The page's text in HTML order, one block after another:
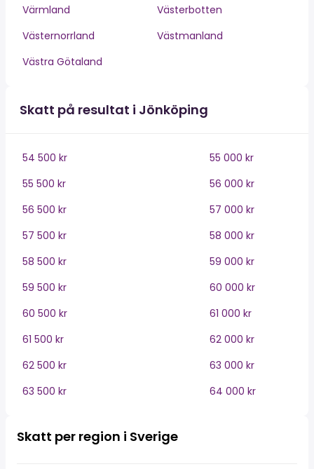
Värmland
Västerbotten
Västernorrland
Västmanland
Västra Götaland
Skatt på resultat i Jönköping
54 500 kr
55 000 kr
55 500 kr
56 000 kr
56 500 kr
57 000 kr
57 500 kr
58 000 kr
58 500 kr
59 000 kr
59 500 kr
60 000 kr
60 500 kr
61 000 kr
61 500 kr
62 000 kr
62 500 kr
63 000 kr
63 500 kr
64 000 kr
Skatt per region i Sverige